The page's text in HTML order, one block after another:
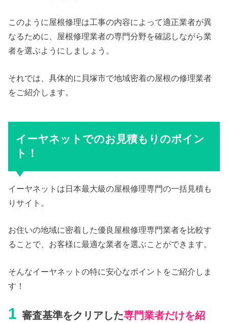
このように屋根修理は工事の内容によって適正業者が異
なるために、屋根修理業者の専門分野を確認しながら業
者を選ぶようにしましょう。
それでは、具体的に貝塚市で地域密着の屋根の修理業者
をご紹介します。
イーヤネットでのお見積もりのポイン
ト！
イーヤネットは日本最大級の屋根修理専門の一括見積も
りサイト。
お住いの地域に密着した優良屋根修理専門業者を比較す
ることで、お客様に最適な業者を選ぶことができます。
そんなイーヤネットの特に安心なポイントをご紹介しま
す！
1 審査基準をクリアした専門業者だけを紹